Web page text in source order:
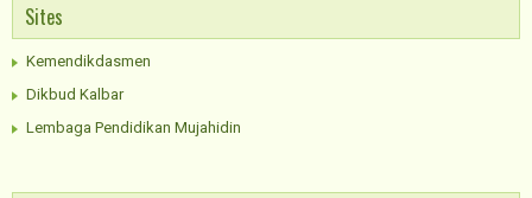
Sites
Kemendikdasmen
Dikbud Kalbar
Lembaga Pendidikan Mujahidin